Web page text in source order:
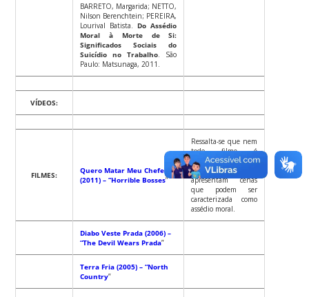
BARRETO, Margarida; NETTO,
Nilson Berenchtein; PEREIRA,
Lourival Batista. Do Assédio
Moral à Morte de Si:
Significados Sociais do
Suicídio no Trabalho . São
Paulo: Matsunaga, 2011.
VÍDEOS:
FILMES:
Quero Matar Meu Chefe
(2011) – “Horrible Bosses”
Ressalta-se que nem
todo filme é
tipicamente sobre
assunto, todavia,
apresentam cenas
que podem ser
caracterizada como
assédio moral.
Diabo Veste Prada (2006) –
“The Devil Wears Prada”
Terra Fria (2005) – “North
Country”